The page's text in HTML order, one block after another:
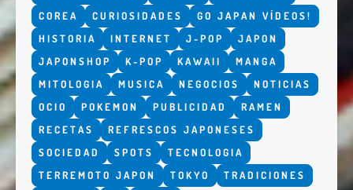
COREA
CURIOSIDADES
GO JAPAN VÍDEOS!
HISTORIA
INTERNET J-POP
JAPON
JAPONSHOP
K-POP KAWAII
MANGA
MITOLOGIA
MUSICA NEGOCIOS
NOTICIAS
OCIO
POKEMON PUBLICIDAD
RAMEN
RECETAS
REFRESCOS JAPONESES
SOCIEDAD
SPOTS
TECNOLOGIA
TERREMOTO JAPON
TOKYO
TRADICIONES